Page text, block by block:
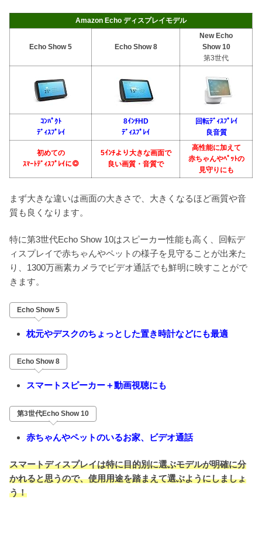
Amazon Echo ディスプレイモデル
Echo Show 5 Echo Show 8
New Echo
Show 10
第3世代
ｺﾝﾊﾟｸﾄ
ﾃﾞｨｽﾌﾟﾚｲ
8ｲﾝﾁHD
ﾃﾞｨｽﾌﾟﾚｲ
回転ﾃﾞｨｽﾌﾟﾚｲ
良音質
初めての
ｽﾏｰﾄﾃﾞｨｽﾌﾟﾚｲに◎
5ｲﾝﾁより大きな画面で
良い画質・音質で
高性能に加えて
赤ちゃんやﾍﾟｯﾄの
見守りにも
まず大きな違いは画面の大きさで、大きくなるほど画質や音
質も良くなります。
特に第3世代Echo Show 10はスピーカー性能も高く、回転デ
ィスプレイで赤ちゃんやペットの様子を見守ることが出来た
り、1300万画素カメラでビデオ通話でも鮮明に映すことがで
きます。
Echo Show 5
枕元やデスクのちょっとした置き時計などにも最適
Echo Show 8
スマートスピーカー＋動画視聴にも
第3世代Echo Show 10
赤ちゃんやペットのいるお家、ビデオ通話
スマートディスプレイは特に目的別に選ぶモデルが明確に分
かれると思うので、使用用途を踏まえて選ぶようにしましょ
う！